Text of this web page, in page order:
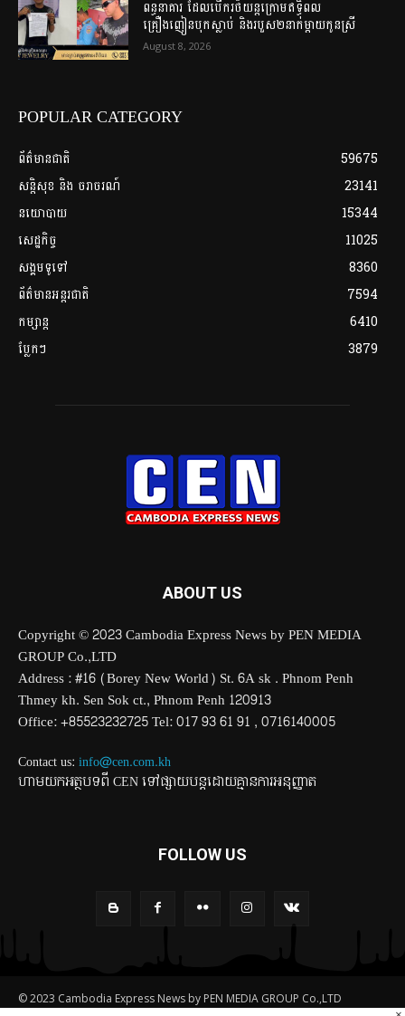
ពន្ធនាគារ ដែលបើករថយន្តក្រោមឥទ្ធិពល
គ្រឿងញៀនបុកស្លាប់ និងរបួស២នាក់ម្តាយកូនស្រី
August 8, 2026
POPULAR CATEGORY
ព័ត៌មានជាតិ
59675
សន្តិសុខ និង ចរាចរណ៍
23141
នយោបាយ
15344
សេដ្ឋកិច្ច
11025
សង្គមទូទៅ
8360
ព័ត៌មានអន្តរជាតិ
7594
កម្សាន្ត
6410
ប្លែកៗ
3879
ABOUT US
Copyright © 2023 Cambodia Express News by PEN MEDIA
GROUP Co.,LTD
Address : #16 (Borey New World) St. 6A sk . Phnom Penh
Thmey kh. Sen Sok ct., Phnom Penh 120913
Office: +85523232725 Tel: 017 93 61 91 , 0716140005
Contact us: info@cen.com.kh
ហាមយកអត្ថបទពី CEN ទៅផ្សាយបន្តដោយគ្មានការអនុញ្ញាត
FOLLOW US
© 2023 Cambodia Express News by PEN MEDIA GROUP Co.,LTD